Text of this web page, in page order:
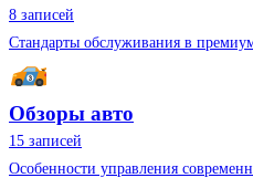
8 записей
Стандарты обслуживания в
Обзоры авто
15 записей
Особенности управления